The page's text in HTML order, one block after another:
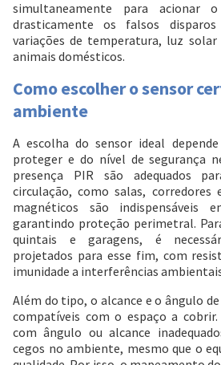
simultaneamente para acionar
drasticamente os falsos
variações de temperatura, luz
animais domésticos.
Como escolher o sensor
ambiente
A escolha do sensor ideal
proteger e do nível de segurança
presença PIR são adequados
circulação, como salas, corredores
magnéticos são indispensáveis
garantindo proteção perimetral.
quintais e garagens, é
projetados para esse fim, com
imunidade a interferências
Além do tipo, o alcance e o ângulo
compatíveis com o espaço a
com ângulo ou alcance
cegos no ambiente, mesmo que o